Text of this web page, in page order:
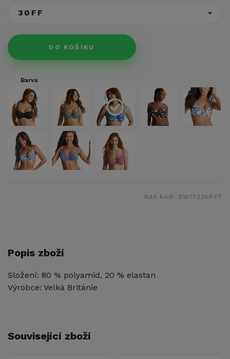
30FF
DO KOŠÍKU
Barva
Náš kód: SW1722bPPT
Popis zboží
Složení: 80 % polyamid, 20 % elastan
Výrobce: Velká Británie
Související zboží